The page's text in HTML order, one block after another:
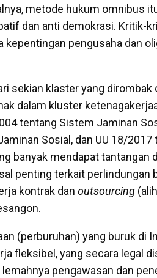
metode hukum omnibus
dan anti demokrasi. Kritik-
pengusaha dan
sekian klaster yang dirombak
dalam kluster
tentang Sistem Jaminan
Sosial, dan UU 18/2017
banyak mendapat tantangan
penting terkait perlindungan
kontrak dan outsourcing
(perburuhan) yang buruk di
fleksibel, yang secara legal
pengawasan dan